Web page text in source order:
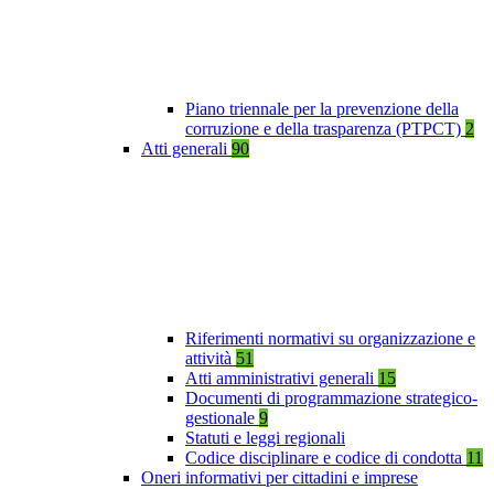
Piano triennale per la prevenzione della
corruzione e della trasparenza (PTPCT) 2
Atti generali 90
Riferimenti normativi su organizzazione e
attività 51
Atti amministrativi generali 15
Documenti di programmazione strategico-
gestionale 9
Statuti e leggi regionali
Codice disciplinare e codice di condotta 11
Oneri informativi per cittadini e imprese